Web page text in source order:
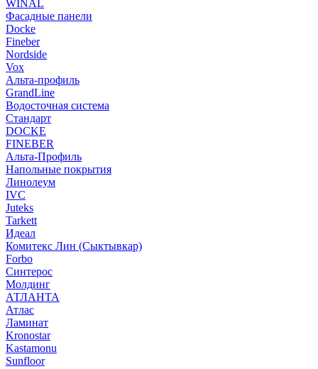
WINAL
Фасадные панели
Docke
Fineber
Nordside
Vox
Альта-профиль
GrandLine
Водосточная система
Стандарт
DOCKE
FINEBER
Альта-Профиль
Напольные покрытия
Линолеум
IVC
Juteks
Tarkett
Идеал
Комитекс Лин (Сыктывкар)
Forbo
Синтерос
Молдинг
АТЛАНТА
Атлас
Ламинат
Kronostar
Kastamonu
Sunfloor